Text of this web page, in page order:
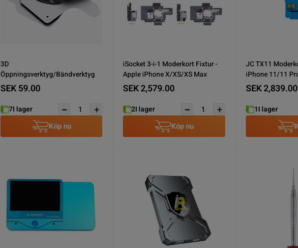
3D
Öppningsverktyg/Bändverktyg
SEK 59.00
7I lager
Köp nu
iSocket 3-i-1 Moderkort Fixtur -
Apple iPhone X/XS/XS Max
SEK 2,579.00
2I lager
Köp nu
JC TX11
iPhone 11/11
SEK 2,839.00
1I lager